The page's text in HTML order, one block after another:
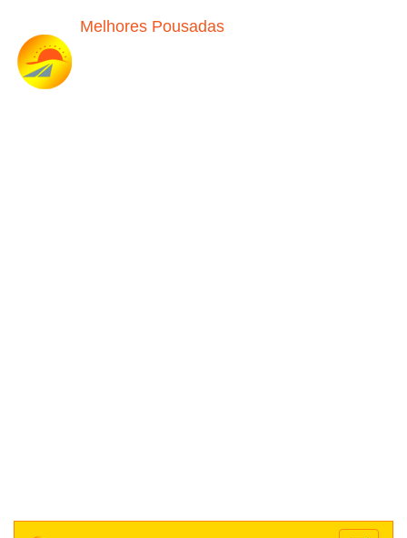
Melhores Pousadas